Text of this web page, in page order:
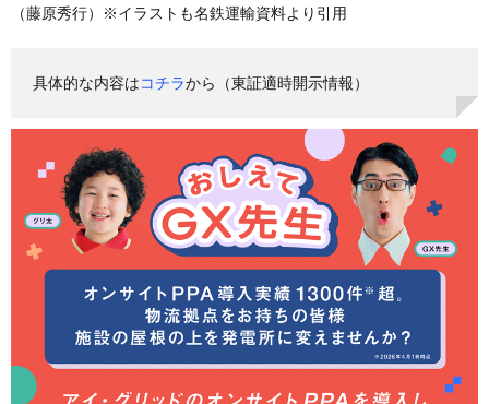
（藤原秀行）※イラストも名鉄運輸資料より引用
具体的な内容はコチラから（東証適時開示情報）